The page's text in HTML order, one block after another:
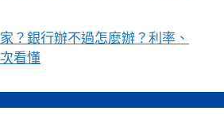
？銀行辦不過怎麼辦？利率、
看懂